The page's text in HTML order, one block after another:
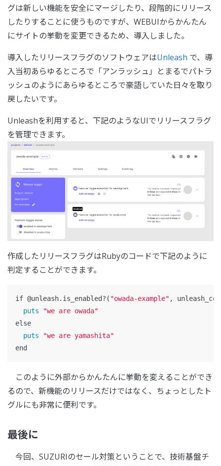
グは新しい機能を安全にマージしたり、段階的にリリース
したりすることに使うものですが、WEBUIからかんたん
にサイトの挙動を変更できるため、導入しました。
導入したリリースフラグのソフトウェアはUnleash で、導
入当初あらゆるところで「アンラッシュ」とまるでパトラ
ッシュのようにあらゆるところで豪語していた日々を取り
戻したいです。
Unleashを利用すると、下記のようなUIでリリースフラグ
を管理できます。
作成したリリースフラグはRubyのコードで下記のように
判定することができます。
if @unleash. is_enabled? ( "owada-example" ,
puts
"we are owada"
else
puts
"we are yamashita"
end
このように外部からかんたんに挙動を変えることができ
るので、新機能のリリースだけではなく、ちょっとしたト
グルにも非常に便利です。
最後に
今回、SUZURIのセール対策ということで、技術基盤チ